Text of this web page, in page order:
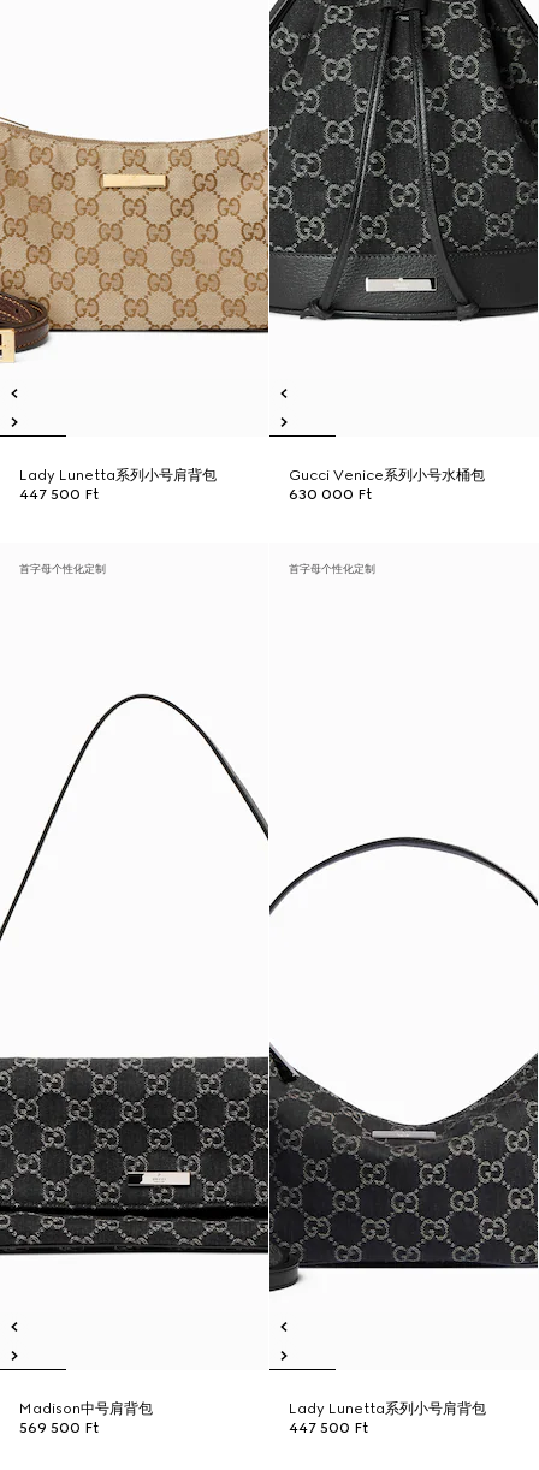
Lady Lunetta系列小号肩背包
447 500 Ft
Gucci Venice系列小号水桶包
630 000 Ft
首字母个性化定制
Madison中号肩背包
569 500 Ft
首字母个性化定制
Lady Lunetta系列小号肩背包
447 500 Ft